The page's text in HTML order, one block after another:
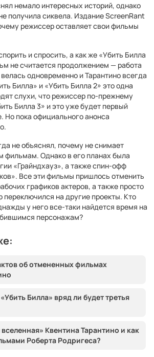
немало интересных историй, однако
получила сиквела. Издание ScreenRant
режиссер оставляет свои фильмы
и спросить, а как же «Убить Билла
не считается продолжением — работа
одновременно и Тарантино всегда
Билла» и «Убить Билла 2» это одна
слухи, что режиссер по-прежнему
Билла 3» и это уже будет первый
Но пока официального анонса
не объяснял, почему не снимает
фильмам. Однако в его планах была
«Грайндхауз», а также спин-офф
Все эти фильмы пришлось отменить
графиков актеров, а также просто
переключился на другие проекты. Кто
у него все-таки найдется время на
персонажам?
об отмененных фильмах
Билла» вряд ли будет третья
Квентина Тарантино и как
Роберта Родригеса?